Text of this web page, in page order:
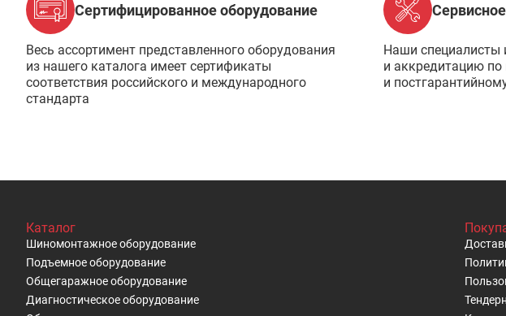
Сертифицированное оборудование
Весь ассортимент представленного оборудования
из нашего каталога имеет сертификаты
соответствия российского и международного
стандарта
Наши
и аккредитацию по
и
Каталог
Шиномонтажное оборудование
Подъемное оборудование
Общегаражное оборудование
Диагностическое оборудование